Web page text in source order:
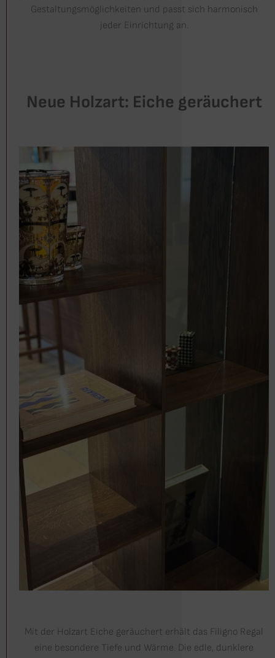
Gestaltungsmöglichkeiten und passt sich harmonisch
jeder Einrichtung an.
Neue Holzart: Eiche geräuchert
Mit der Holzart Eiche geräuchert erhält das Filigno Regal
eine besondere Tiefe und Wärme. Die edle, dunklere